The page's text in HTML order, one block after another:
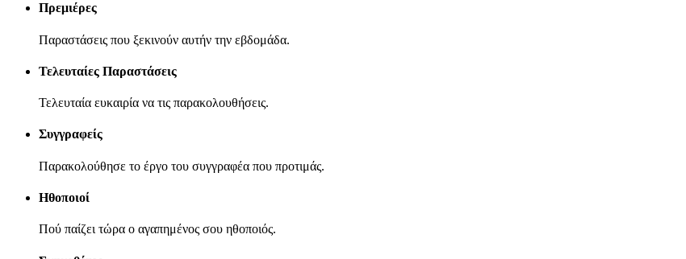
Πρεμιέρες
Παραστάσεις που ξεκινούν αυτήν την εβδομάδα.
Τελευταίες Παραστάσεις
Τελευταία ευκαιρία να τις παρακολουθήσεις.
Συγγραφείς
Παρακολούθησε το έργο του συγγραφέα που προτιμάς.
Ηθοποιοί
Πού παίζει τώρα ο αγαπημένος σου ηθοποιός.